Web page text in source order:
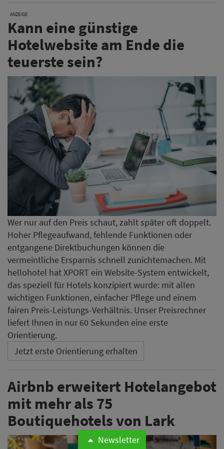
ANZEIGE
Kann eine günstige
Hotelwebsite am Ende die
teuerste sein?
Wer nur auf den Preis schaut, zahlt später oft doppelt.
Hoher Pflegeaufwand, fehlende Funktionen oder
entgangene Direktbuchungen können die
vermeintliche Ersparnis schnell zunichtemachen. Mit
hellohotel hat XPORT ein Website-System entwickelt,
das speziell für Hotels konzipiert wurde: mit allen
wichtigen Funktionen, einfacher Pflege und einem
fairen Preis-Leistungs-Verhältnis. Unser Preisrechner
liefert Ihnen in nur 60 Sekunden eine erste
Orientierung.
Jetzt erste Orientierung erhalten
Airbnb erweitert Hotelangebot
mit mehr als 75
Boutiquehotels von Lark
Newsletter